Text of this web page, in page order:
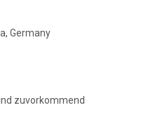
Germany
zuvorkommend